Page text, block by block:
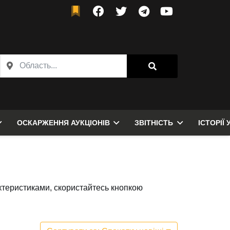
ОСКАРЖЕННЯ АУКЦІОНІВ ЗВІТНІСТЬ ІСТОРІЇ
скористайтесь кнопкою